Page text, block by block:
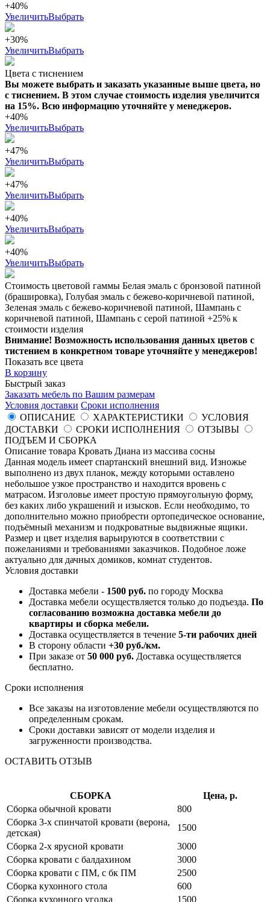
+40%
УвеличитьВыбрать
+30%
УвеличитьВыбрать
Цвета с тиснением
Вы можете выбрать и заказать указанные выше цвета, но
с тиснением. В этом случае стоимость изделия увеличится
на 15%. Всю информацию уточняйте у менеджеров.
+40%
УвеличитьВыбрать
+47%
УвеличитьВыбрать
+47%
УвеличитьВыбрать
+40%
УвеличитьВыбрать
+40%
УвеличитьВыбрать
Стоимость цветовой гаммы Белая эмаль с бронзовой патиной
(брашировка), Голубая эмаль с бежево-коричневой патиной,
Зеленая эмаль с бежево-коричневой патиной, Шампань с
коричневой патиной, Шампань с серой патиной +25% к
стоимости изделия
Внимание! Возможность использования данных цветов с
тистением в конкретном товаре уточняйте у менеджеров!
Показать все цвета
В корзину
Быстрый заказ
Заказать мебель по Вашим размерам
Условия доставки Сроки исполнения
ОПИСАНИЕ
ХАРАКТЕРИСТИКИ
УСЛОВИЯ
ДОСТАВКИ
СРОКИ ИСПОЛНЕНИЯ
ОТЗЫВЫ
ПОДЪЕМ И СБОРКА
Описание товара Кровать Диана из массива сосны
Данная модель имеет спартанский внешний вид. Изножье
выполнено из двух планок, между которыми оставлено
небольшое узкое пространство и находится вровень с
матрасом. Изголовье имеет простую прямоугольную форму,
без каких либо украшений и изысков. Если необходимо, то
дополнительно можно приобрести ортопедическое основание,
подъёмный механизм и подкроватные выдвижные ящики.
Размер и цвет изделия варьируются в соответствии с
пожеланиями и требованиями заказчиков. Подобное ложе
актуально для дачных домиков, комнат студентов.
Условия доставки
Доставка мебели - 1500 руб. по городу Москва
Доставка мебели осуществляется только до подъезда. По
согласованию возможна доставка мебели до
квартиры и сборка мебели.
Доставка осуществляется в течение 5-ти рабочих дней
В сторону области +30 руб./км.
При заказе от 50 000 руб. Доставка осуществляется
бесплатно.
Сроки исполнения
Все заказы на изготовление мебели осуществляются по
определенным срокам.
Сроки доставки зависят от модели изделия и
загруженности производства.
ОСТАВИТЬ ОТЗЫВ
СБОРКА
Цена, р.
Сборка обычной кровати
800
Сборка 3-х спинчатой кровати (верона,
детская)
1500
Сборка 2-х ярусной кровати
3000
Сборка кровати с балдахином
3000
Сборка кровати с ПМ, с бк ПМ
2500
Сборка кухонного стола
600
Сборка кухонного уголка
1500